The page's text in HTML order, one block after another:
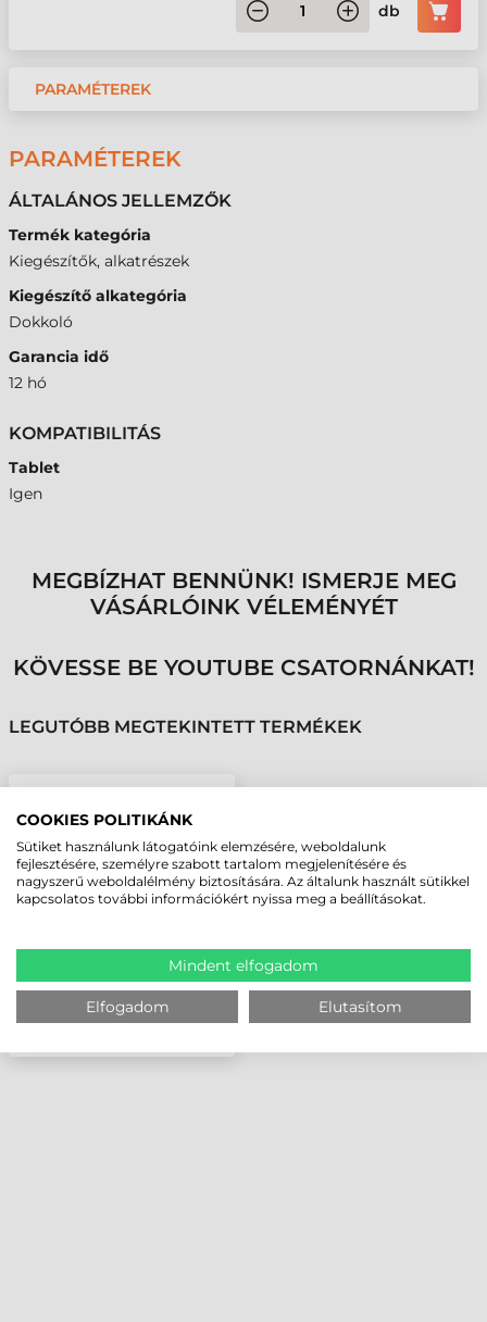
db
PARAMÉTEREK
PARAMÉTEREK
ÁLTALÁNOS JELLEMZŐK
Termék kategória
Kiegészítők, alkatrészek
Kiegészítő alkategória
Dokkoló
Garancia idő
12 hó
KOMPATIBILITÁS
Tablet
Igen
MEGBÍZHAT BENNÜNK! ISMERJE MEG
VÁSÁRLÓINK VÉLEMÉNYÉT
KÖVESSE BE YOUTUBE CSATORNÁNKAT!
LEGUTÓBB MEGTEKINTETT TERMÉKEK
IRODAI DOKKOLÓ, UX10
TABLETHEZ
COOKIES POLITIKÁNK
Sütiket használunk látogatóink elemzésére, weboldalunk
fejlesztésére, személyre szabott tartalom megjelenítésére és
nagyszerű weboldalélmény biztosítására. Az általunk használt sütikkel
kapcsolatos további információkért nyissa meg a beállításokat.
Mindent elfogadom
Elfogadom Elutasítom